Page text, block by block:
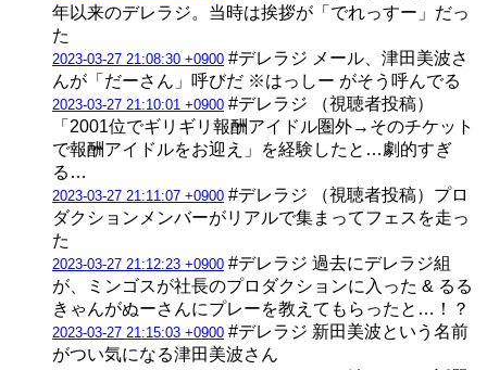
年以来のデレラジ。当時は挨拶が「でれっすー」だっ
た
2023-03-27 21:08:30 +0900 #デレラジ メール、津田美波さ
んが「だーさん」呼びだ ※はっしー がそう呼んでる
2023-03-27 21:10:01 +0900 #デレラジ （視聴者投稿）
「2001位でギリギリ報酬アイドル圏外→そのチケット
で報酬アイドルをお迎え」を経験したと…劇的すぎ
る…
2023-03-27 21:11:07 +0900 #デレラジ （視聴者投稿）プロ
ダクションメンバーがリアルで集まってフェスを走っ
た
2023-03-27 21:12:23 +0900 #デレラジ 過去にデレラジ組
が、ミンゴスが社長のプロダクションに入った & るる
きゃんがぬーさんにプレーを教えてもらったと…！？
2023-03-27 21:15:03 +0900 #デレラジ 新田美波という名前
がつい気になる津田美波さん